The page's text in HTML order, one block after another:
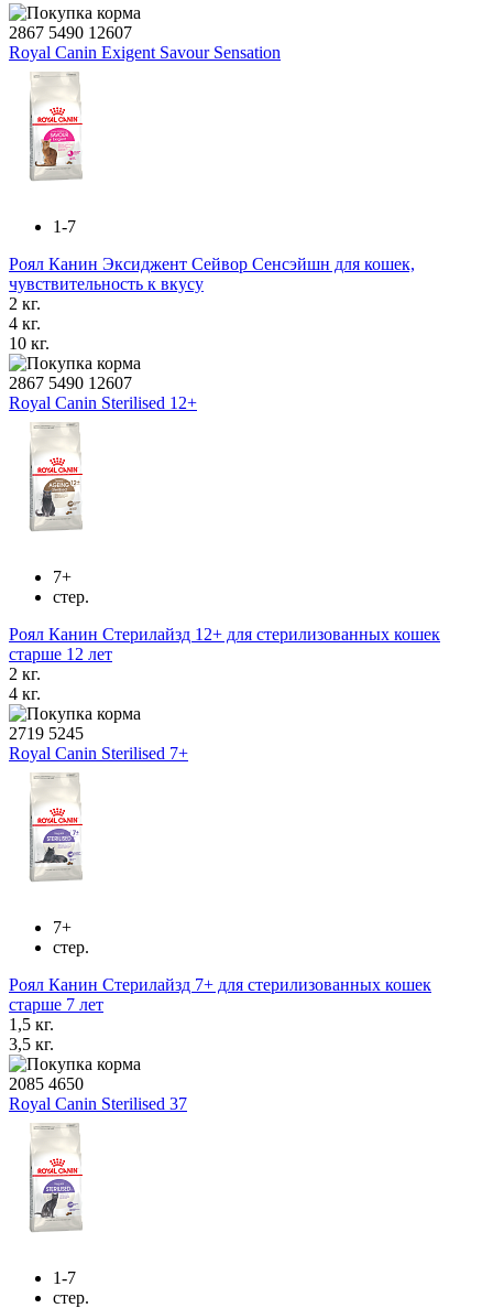
2867 5490 12607
Royal Canin Exigent Savour Sensation
1-7
Роял Канин Эксиджент Сейвор Сенсэйшн для кошек,
чувствительность к вкусу
2 кг.
4 кг.
10 кг.
2867 5490 12607
Royal Canin Sterilised 12+
7+
стер.
Роял Канин Стерилайзд 12+ для стерилизованных кошек
старше 12 лет
2 кг.
4 кг.
2719 5245
Royal Canin Sterilised 7+
7+
стер.
Роял Канин Стерилайзд 7+ для стерилизованных кошек
старше 7 лет
1,5 кг.
3,5 кг.
2085 4650
Royal Canin Sterilised 37
1-7
стер.